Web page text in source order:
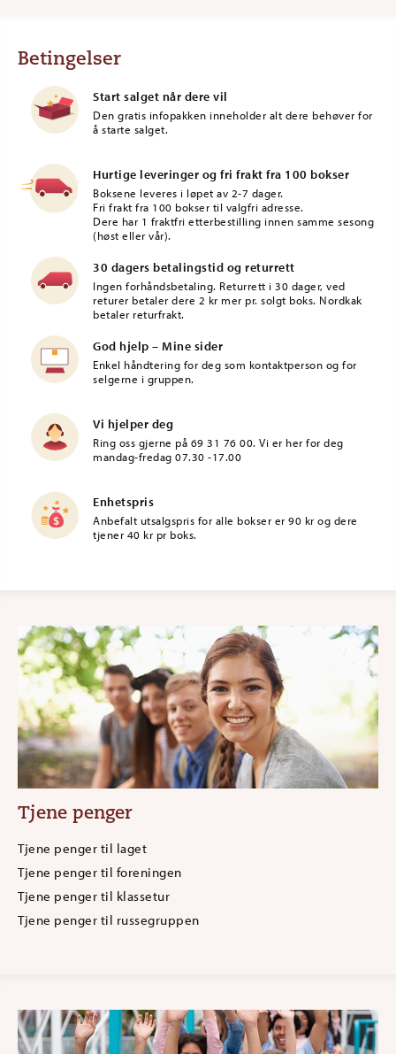
Betingelser
Start salget når dere vil
Den gratis infopakken inneholder alt dere behøver for
å starte salget.
Hurtige leveringer og fri frakt fra 100 bokser
Boksene leveres i løpet av 2-7 dager.
Fri frakt fra 100 bokser til valgfri adresse.
Dere har 1 fraktfri etterbestilling innen samme sesong
(høst eller vår).
30 dagers betalingstid og returrett
Ingen forhåndsbetaling. Returrett i 30 dager, ved
returer betaler dere 2 kr mer pr. solgt boks. Nordkak
betaler returfrakt.
God hjelp – Mine sider
Enkel håndtering for deg som kontaktperson og for
selgerne i gruppen.
Vi hjelper deg
Ring oss gjerne på 69 31 76 00. Vi er her for deg
mandag-fredag 07.30 -17.00
Enhetspris
Anbefalt utsalgspris for alle bokser er 90 kr og dere
tjener 40 kr pr boks.
Tjene penger
Tjene penger til laget
Tjene penger til foreningen
Tjene penger til klassetur
Tjene penger til russegruppen